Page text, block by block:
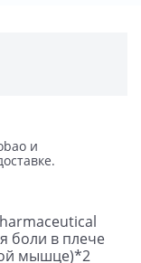
и
боли в плече
мышце)*2